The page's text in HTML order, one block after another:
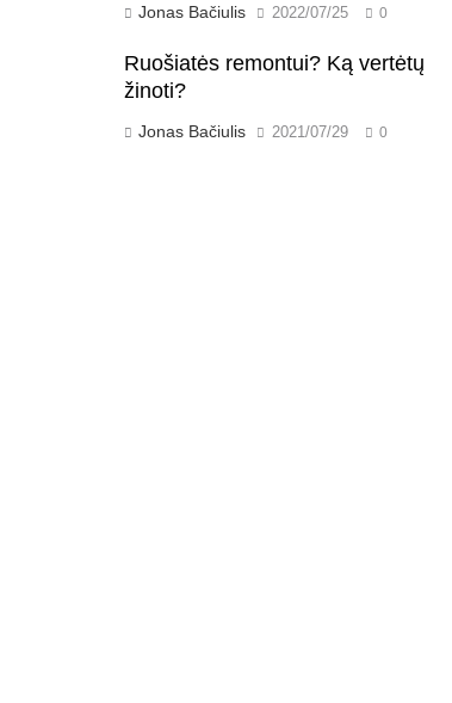
Jonas Bačiulis 2022/07/25 0
Ruošiatės remontui? Ką vertėtų
žinoti?
Jonas Bačiulis 2021/07/29 0